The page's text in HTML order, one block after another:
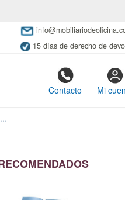
15 días de derecho de
Contacto Mi